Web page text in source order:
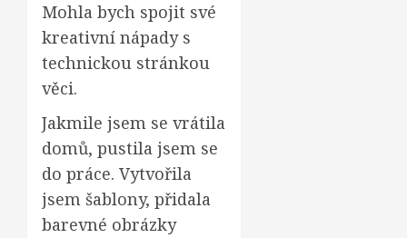
Mohla bych spojit své
kreativní nápady s
technickou stránkou
věci.
Jakmile jsem se vrátila
domů, pustila jsem se
do práce. Vytvořila
jsem šablony, přidala
barevné obrázky